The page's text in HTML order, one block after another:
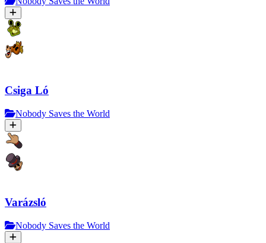
Csiga Ló
Nobody Saves the World
Varázsló
Nobody Saves the World